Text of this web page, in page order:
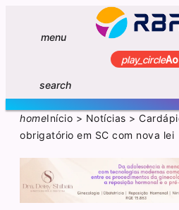
menu
play_circle
search
homeInício > Notícias >
obrigatório em SC com nova lei